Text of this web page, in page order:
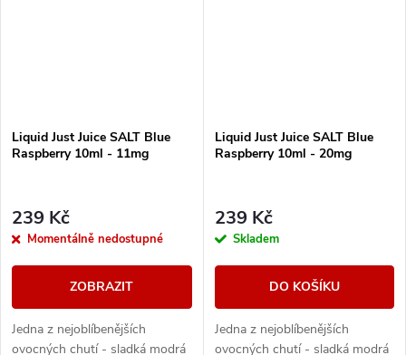
Liquid Just Juice SALT Blue
Raspberry 10ml - 11mg
239 Kč
Momentálně nedostupné
ZOBRAZIT
Jedna z nejoblíbenějších
ovocných chutí - sladká modrá
Liquid Just Juice SALT Blue
Raspberry 10ml - 20mg
239 Kč
Skladem
DO KOŠÍKU
Jedna z nejoblíbenějších
ovocných chutí - sladká modrá